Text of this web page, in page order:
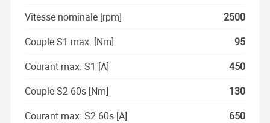
Vitesse nominale [rpm]
2500
Couple S1 max. [Nm]
95
Courant max. S1 [A]
450
Couple S2 60s [Nm]
130
Courant max. S2 60s [A]
650